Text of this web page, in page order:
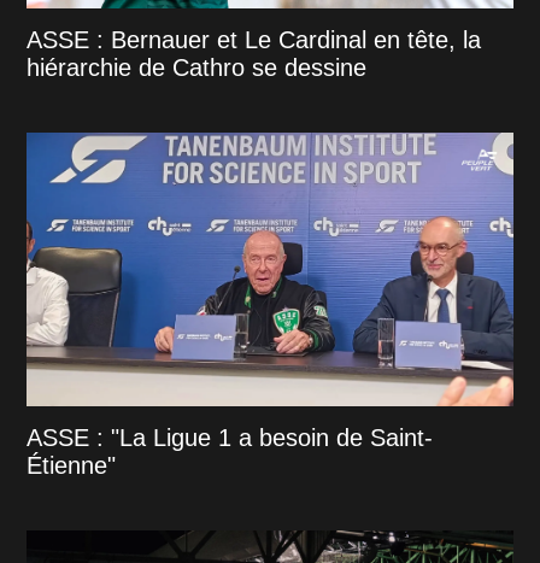
ASSE : Bernauer et Le Cardinal en tête, la
hiérarchie de Cathro se dessine
ASSE : "La Ligue 1 a besoin de Saint-
Étienne"